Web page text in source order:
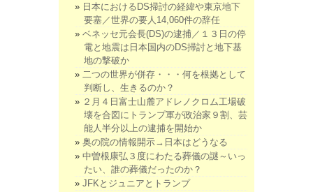
日本におけるDS掃討の経緯や東京地下
要塞／世界の要人14,060件の辞任
ベネッセ元会長(DS)の逮捕／１３日の停
電と地震は日本国内のDS掃討と地下基
地の撃破か
二つの世界が併存・・・何を根拠として
判断し、生きるのか？
２月４日富士山麓アドレノクロム工場破
壊を合図にトランプ軍が政治家９割、芸
能人半分以上の逮捕を開始か
奥の院の情報開示→日本はどうなる
中曽根康弘３度にわたる葬儀の謎～いっ
たい、誰の葬儀だったのか？
JFKとジュニアとトランプ